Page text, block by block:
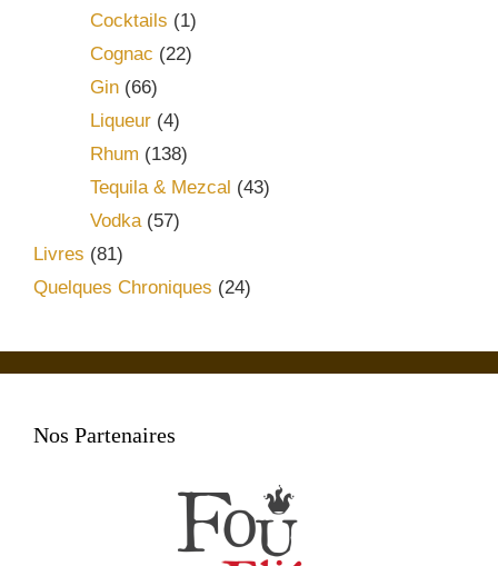
Cocktails (1)
Cognac (22)
Gin (66)
Liqueur (4)
Rhum (138)
Tequila & Mezcal (43)
Vodka(57)
Livres (81)
Quelques Chroniques (24)
Nos Partenaires